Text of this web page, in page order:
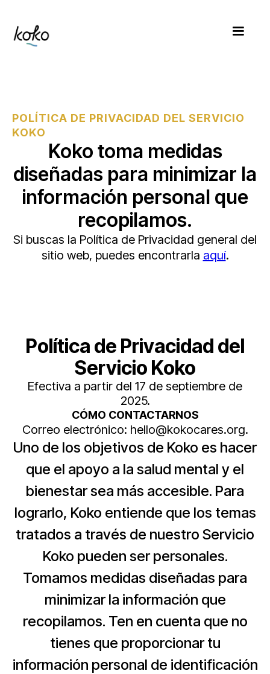
POLÍTICA DE PRIVACIDAD DEL SERVICIO
KOKO
Koko toma medidas
diseñadas para minimizar la
información personal que
recopilamos.
Si buscas la Política de Privacidad general del
sitio web, puedes encontrarla aquí.
Política de Privacidad del
Servicio Koko
Efectiva a partir del 17 de septiembre de
2025.
CÓMO CONTACTARNOS
Correo electrónico: hello@kokocares.org.
Uno de los objetivos de Koko es hacer
que el apoyo a la salud mental y el
bienestar sea más accesible. Para
lograrlo, Koko entiende que los temas
tratados a través de nuestro Servicio
Koko pueden ser personales.
Tomamos medidas diseñadas para
minimizar la información que
recopilamos. Ten en cuenta que no
tienes que proporcionar tu
información personal de identificación